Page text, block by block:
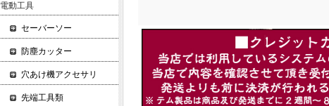
電動工具
セーバーソー
防塵カッター
穴あけ機アクセサリ
先端工具類